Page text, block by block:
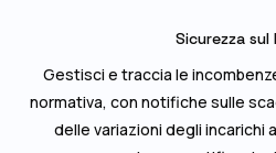
Sicurezza sul
Gestisci e traccia le
normativa, con notifiche sulle
delle variazioni degli incarichi